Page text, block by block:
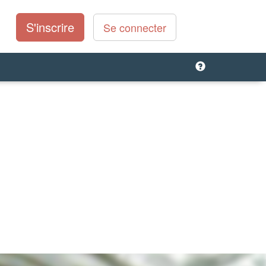
S'inscrire Se connecter